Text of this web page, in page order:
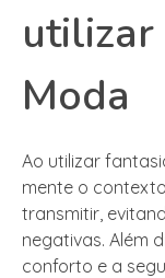
utilizar
Moda
Ao utilizar
mente o
transmitir,
negativas. Além
conforto e a